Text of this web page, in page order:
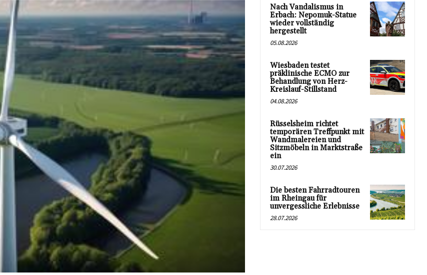
Nach Vandalismus in
Erbach: Nepomuk-Statue
wieder vollständig
hergestellt
05.08.2026
Wiesbaden testet
präklinische ECMO zur
Behandlung von Herz-
Kreislauf-Stillstand
04.08.2026
Rüsselsheim richtet
temporären Treffpunkt mit
Wandmalereien und
Sitzmöbeln in Marktstraße
ein
30.07.2026
Die besten Fahrradtouren
im Rheingau für
unvergessliche Erlebnisse
28.07.2026